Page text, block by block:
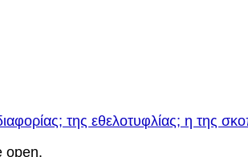
της εθελοτυφλίας; η της
open.